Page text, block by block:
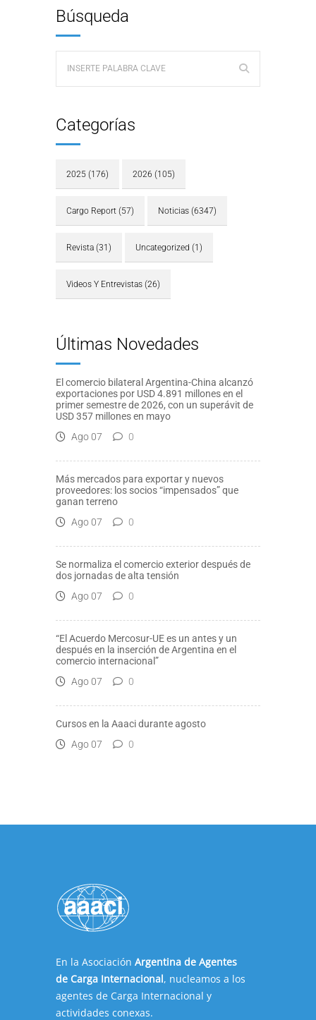
Búsqueda
Categorías
2025 (176) 2026 (105)
Cargo Report (57) Noticias (6347)
Revista (31) Uncategorized (1)
Videos Y Entrevistas (26)
Últimas Novedades
El comercio bilateral Argentina-China alcanzó
exportaciones por USD 4.891 millones en el
primer semestre de 2026, con un superávit de
USD 357 millones en mayo
Ago 07
0
Más mercados para exportar y nuevos
proveedores: los socios “impensados” que
ganan terreno
Ago 07
0
Se normaliza el comercio exterior después de
dos jornadas de alta tensión
Ago 07
0
“El Acuerdo Mercosur-UE es un antes y un
después en la inserción de Argentina en el
comercio internacional”
Ago 07
0
Cursos en la Aaaci durante agosto
Ago 07
0
En la Asociación Argentina de Agentes
de Carga Internacional, nucleamos a los
agentes de Carga Internacional y
actividades conexas.